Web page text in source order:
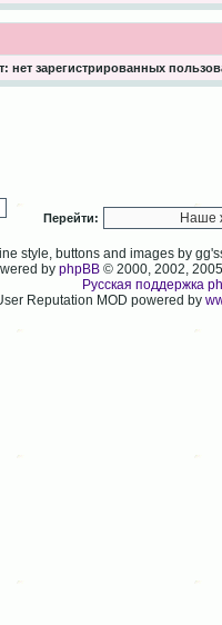
зарегистрированных
Перейти:
style, buttons and images by
byphpBB © 2000, 2002,
Русская поддержка
Reputation MOD powered by